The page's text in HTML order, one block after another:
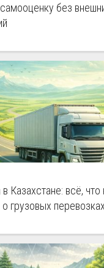
без
в Казахстане: всё,
о грузовых перевозках